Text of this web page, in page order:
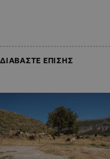
ΔΙΑΒΑΣΤΕ ΕΠΙΣΗΣ